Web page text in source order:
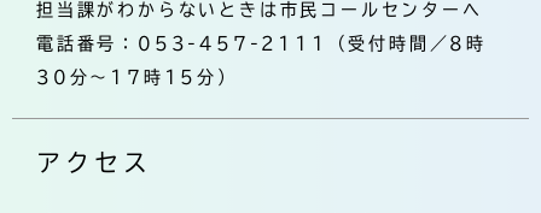
担当課がわからないときは市民コールセンターへ
電話番号：053-457-2111（受付時間／8時
30分～17時15分）
アクセス